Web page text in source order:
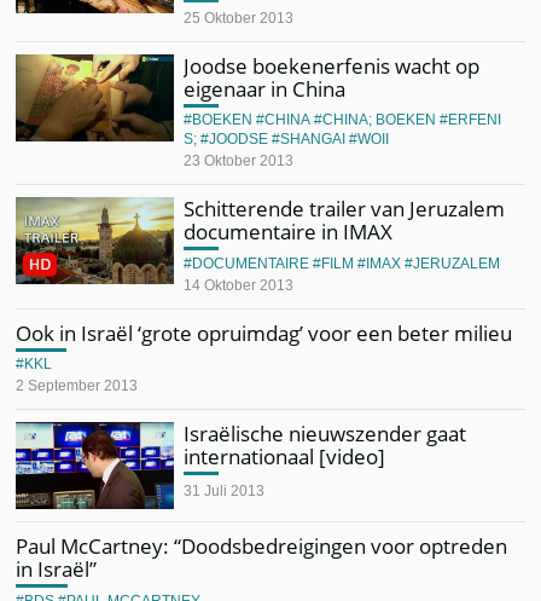
25 Oktober 2013
Joodse boekenerfenis wacht op
eigenaar in China
23 Oktober 2013
BOEKEN CHINA CHINA; BOEKEN
ERFENI
S;
JOODSE SHANGAI WOII
Schitterende trailer van Jeruzalem
documentaire in IMAX
14 Oktober 2013
DOCUMENTAIRE FILM IMAX JERUZALEM
Ook in Israël ‘grote opruimdag’ voor een beter milieu
2 September 2013
KKL
Israëlische nieuwszender gaat
internationaal [video]
31 Juli 2013
Paul McCartney: “Doodsbedreigingen voor optreden
in Israël”